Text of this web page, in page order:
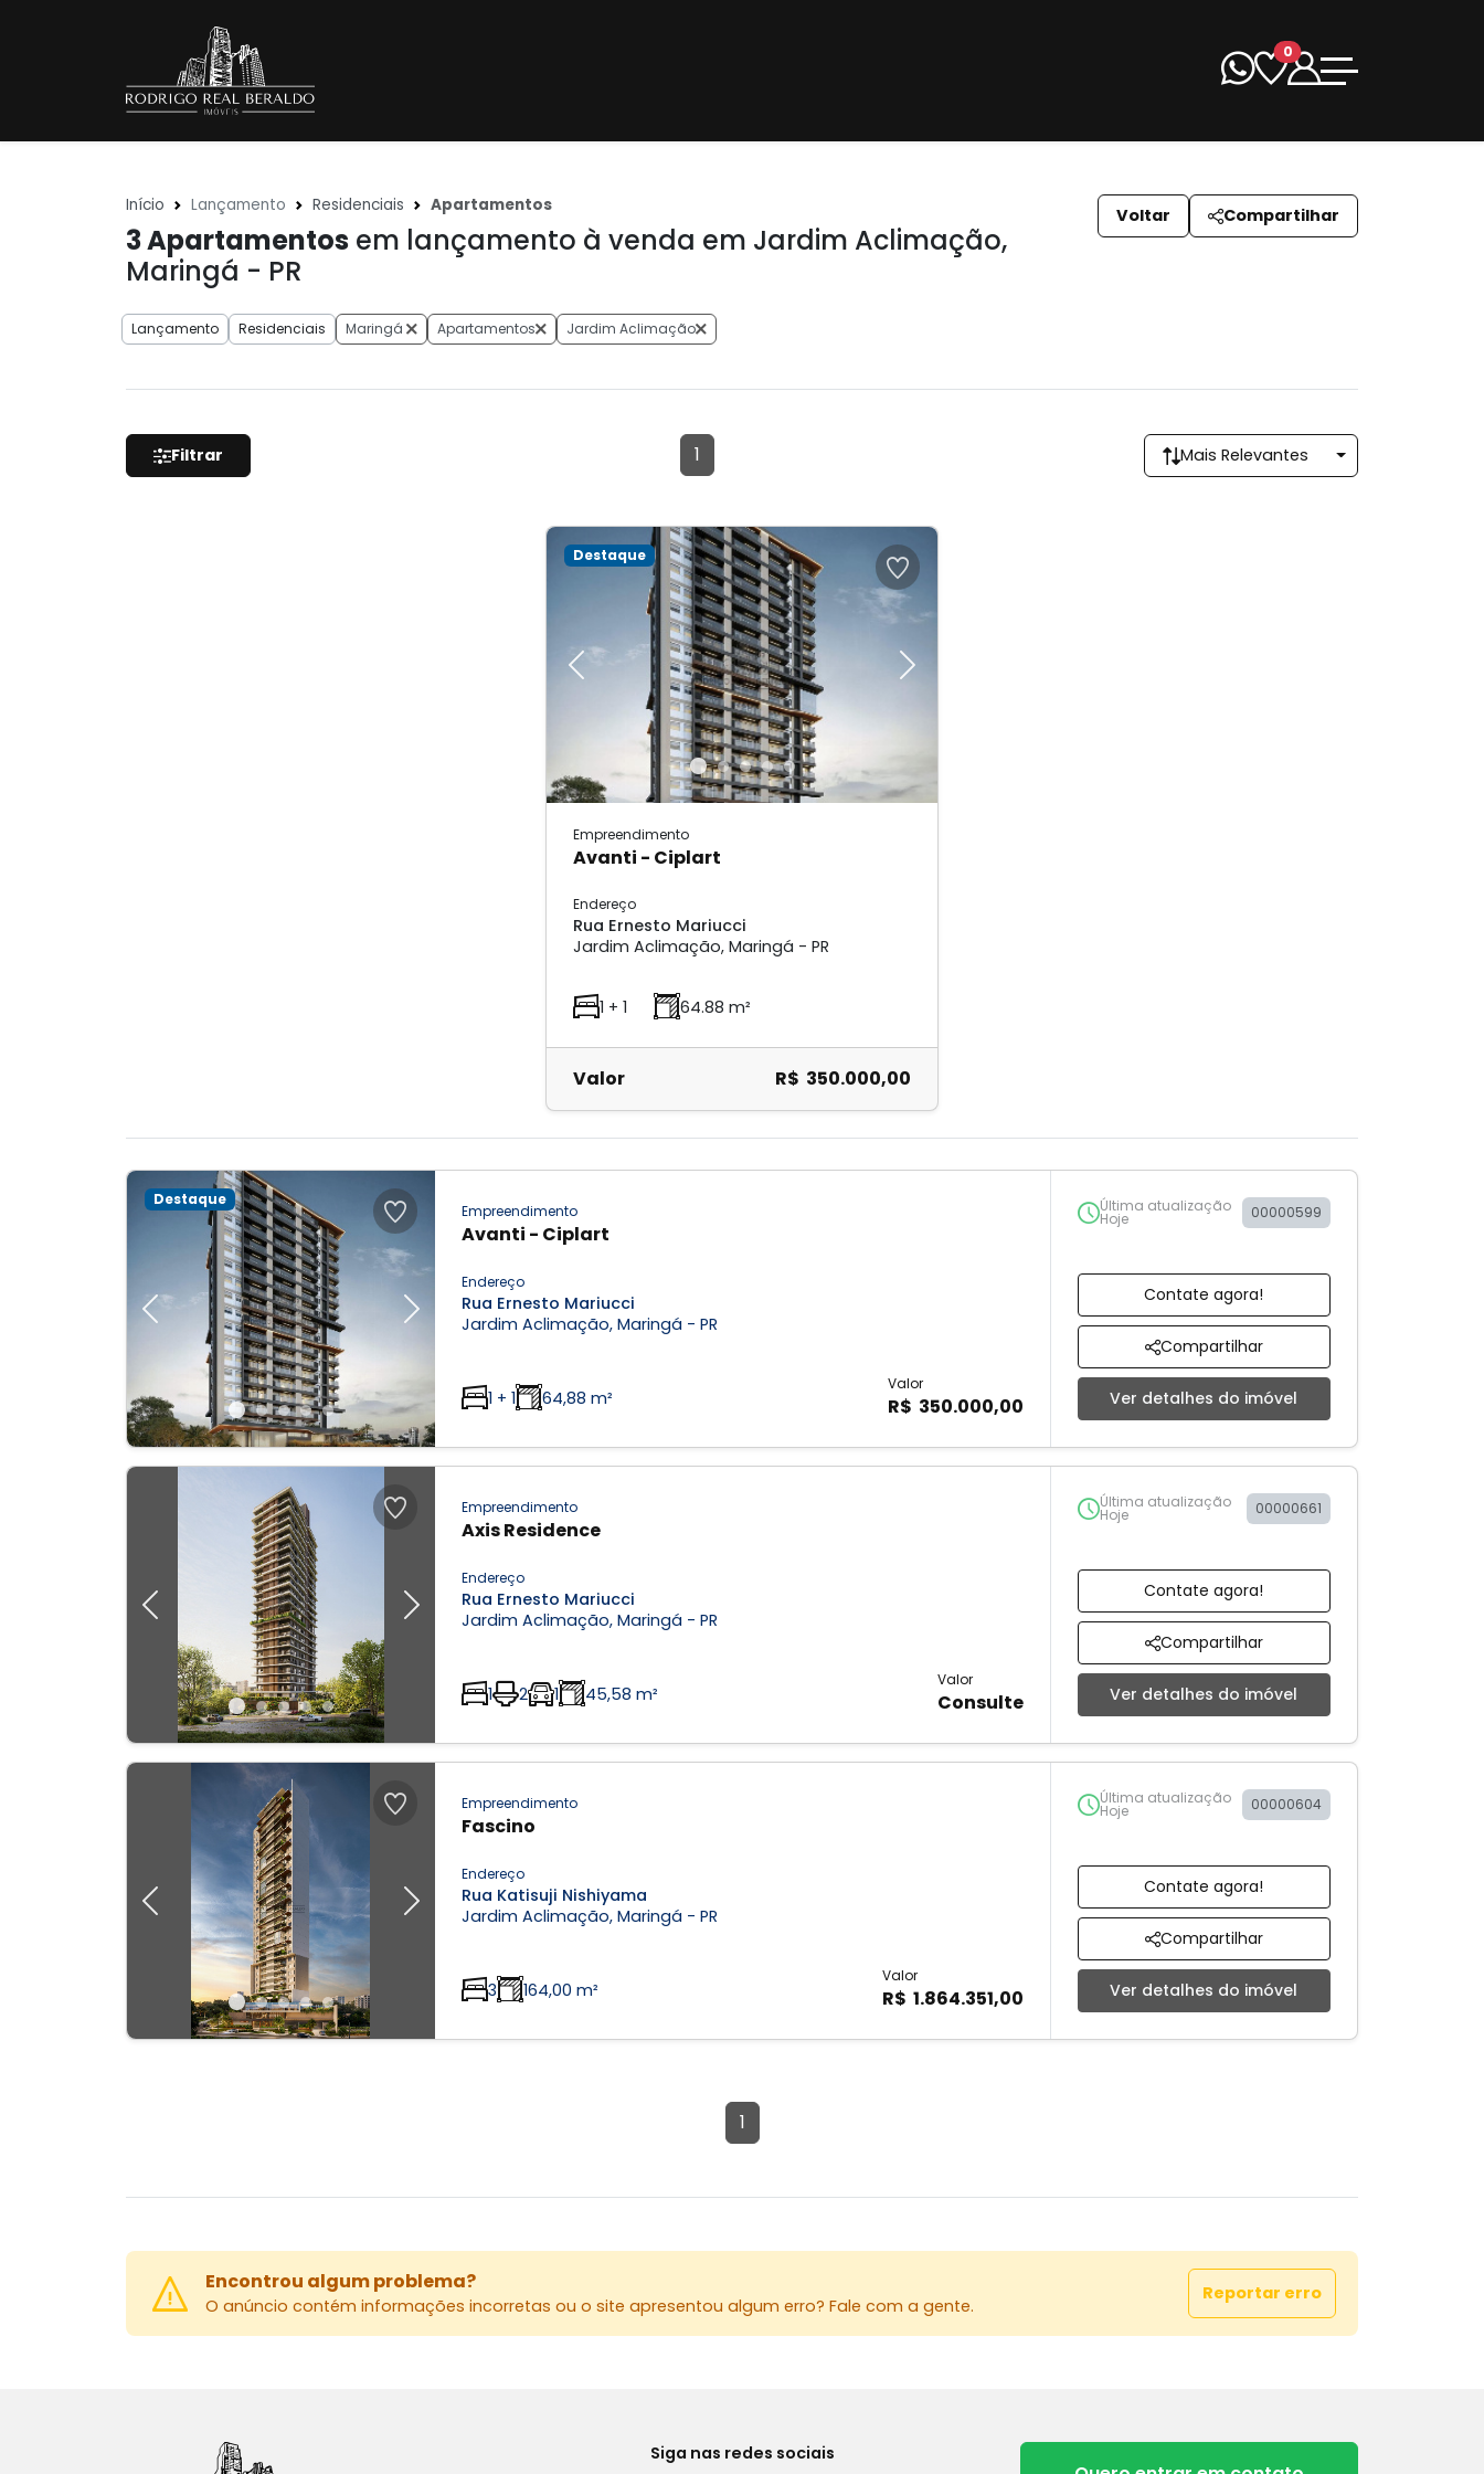
0
Início Lançamento Residenciais Apartamentos
3Apartamentos em lançamento à venda em Jardim Aclimação,
Maringá - PR
Voltar Compartilhar
Lançamento Residenciais Maringá Apartamentos Jardim Aclimação
Filtrar 1 Mais Relevantes
Previous Next
Destaque
Empreendimento
Avanti - Ciplart
Endereço
Rua Ernesto Mariucci
Jardim Aclimação, Maringá - PR
1 + 1 64.88 m²
Valor R$ 350.000,00
Previous Next
Destaque
Empreendimento
Avanti - Ciplart
Endereço
Rua Ernesto Mariucci
Jardim Aclimação, Maringá - PR
1 + 1 64,88 m²
Valor
R$ 350.000,00
Última atualização
Hoje 00000599
Contate agora!
Compartilhar
Ver detalhes do imóvel
Previous Next
Empreendimento
Axis Residence
Endereço
Rua Ernesto Mariucci
Jardim Aclimação, Maringá - PR
1 2 1 45,58 m²
Valor
Consulte
Última atualização
Hoje 00000661
Contate agora!
Compartilhar
Ver detalhes do imóvel
Previous Next
Empreendimento
Fascino
Endereço
Rua Katisuji Nishiyama
Jardim Aclimação, Maringá - PR
3 164,00 m²
Valor
R$ 1.864.351,00
Última atualização
Hoje 00000604
Contate agora!
Compartilhar
Ver detalhes do imóvel
1
Encontrou algum problema?
O anúncio contém informações incorretas ou o site apresentou algum erro? Fale com a gente.
Reportar erro
Siga nas redes sociais